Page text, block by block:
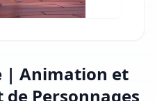
| Animation et
Personnages